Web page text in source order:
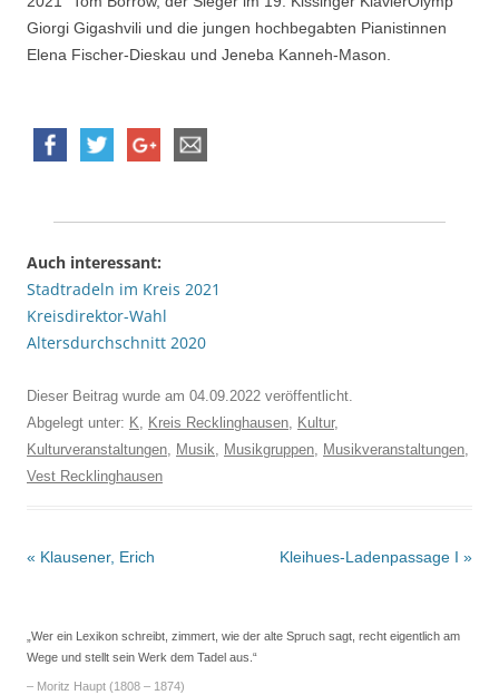
Giorgi Gigashvili und die jungen hochbegabten Pianistinnen
Elena Fischer-Dieskau und Jeneba Kanneh-Mason.
Auch interessant:
Stadtradeln im Kreis 2021
Kreisdirektor-Wahl
Altersdurchschnitt 2020
Dieser Beitrag wurde am 04.09.2022 veröffentlicht.
Abgelegt unter: K, Kreis Recklinghausen, Kultur,
Kulturveranstaltungen, Musik, Musikgruppen, Musikveranstaltungen,
Vest Recklinghausen
Beitrags-
« Klausener, Erich Kleihues-Ladenpassage I »
„Wer ein Lexikon schreibt, zimmert, wie der alte Spruch sagt, recht eigentlich am
Wege und stellt sein Werk dem Tadel aus.“
– Moritz Haupt (1808 – 1874)